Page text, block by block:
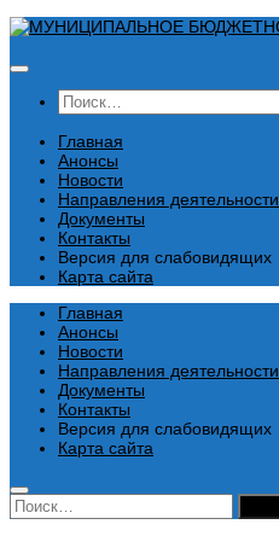
Перейти
содержимому
Найти:
Главная
Анонсы
Новости
Направления деятельности
Документы
Контакты
Версия для слабовидящих
Карта сайта
Главная
Анонсы
Новости
Направления деятельности
Документы
Контакты
Версия для слабовидящих
Карта сайта
Найти: